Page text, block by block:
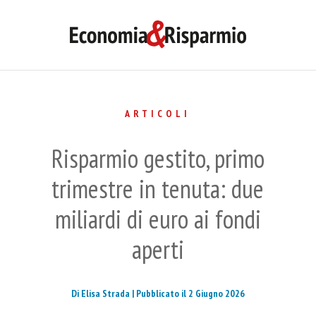
ARTICOLI
Risparmio gestito, primo
trimestre in tenuta: due
miliardi di euro ai fondi
aperti
Di Elisa Strada | Pubblicato il 2 Giugno 2026